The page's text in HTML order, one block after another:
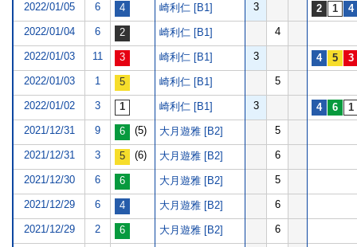
2022/01/05 6 崎利仁 [B1] 3
2022/01/04 6 崎利仁 [B1] 4
2022/01/03 11 崎利仁 [B1] 3
2022/01/03 1 崎利仁 [B1] 5
2022/01/02 3 崎利仁 [B1] 3
2021/12/31 9 (5) 大月遊雅 [B2] 5
2021/12/31 3 (6) 大月遊雅 [B2] 6
2021/12/30 6 大月遊雅 [B2] 5
2021/12/29 6 大月遊雅 [B2] 6
2021/12/29 2 大月遊雅 [B2] 6